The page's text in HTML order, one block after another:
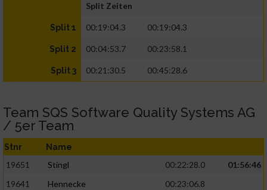
Split Zeiten
Split 1 00:19:04.3 00:19:04.3
Split 2 00:04:53.7 00:23:58.1
Split 3 00:21:30.5 00:45:28.6
Team SQS Software Quality Systems AG
/ 5er Team
Stnr Name
19651 Stingl 00:22:28.0
01:56:46
19641
Hennecke
00:23:06.8